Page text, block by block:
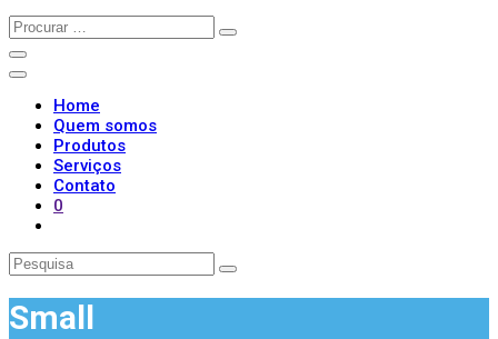
Home
Quem somos
Produtos
Serviços
Contato
0
Small